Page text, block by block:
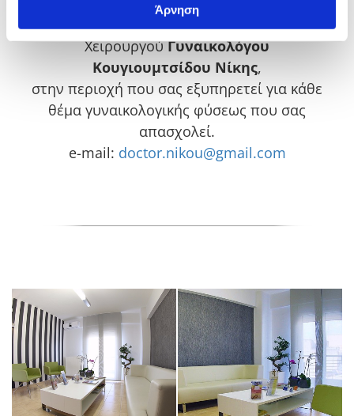
Άρνηση
Επισκεφτείτε, το ιατρείο της Μαιευτήρος
ΧειρουργούΓυναικολόγου
Κουγιουμτσίδου Νίκης,
στην περιοχή που σας εξυπηρετεί για κάθε
θέμα γυναικολογικής φύσεως που σας
απασχολεί.
e-mail: doctor.nikou@gmail.com